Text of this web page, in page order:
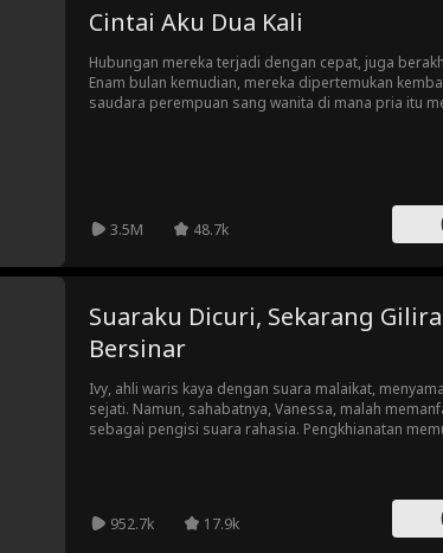
Cintai Aku Dua Kali
Hubungan mereka terjadi dengan cepat, juga
Enam bulan kemudian, mereka dipertemukan
saudara perempuan sang wanita di mana pria itu
3.5M 48.7k
Suaraku Dicuri, Sekarang
Bersinar
Ivy, ahli waris kaya dengan suara malaikat,
sejati. Namun, sahabatnya, Vanessa, malah
sebagai pengisi suara rahasia. Pengkhianatan
952.7k
17.9k